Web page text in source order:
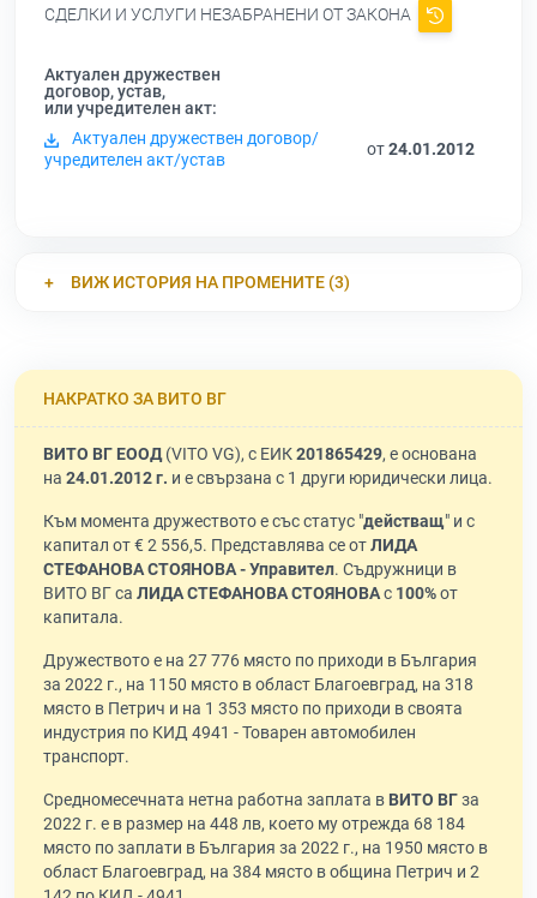
СДЕЛКИ И УСЛУГИ НЕЗАБРАНЕНИ ОТ ЗАКОНА
Актуален дружествен
договор, устав,
или учредителен акт:
Актуален дружествен договор/
учредителен акт/устав
от24.01.2012
ВИЖ ИСТОРИЯ НА ПРОМЕНИТЕ (3)
НАКРАТКО ЗА ВИТО ВГ
ВИТО ВГ ЕООД(VITO VG), с ЕИК201865429, е основана
на 24.01.2012 г. и е свързана с 1 други юридически лица.
Към момента дружеството е със статус "действащ" и с
капитал от € 2 556,5. Представлява се отЛИДА
СТЕФАНОВА СТОЯНОВА - Управител. Съдружници в
ВИТО ВГ са ЛИДА СТЕФАНОВА СТОЯНОВАс 100%от
капитала.
Дружеството е на 27 776 място по приходи в България
за 2022 г., на 1150 място в област Благоевград, на 318
място в Петрич и на 1 353 място по приходи в своята
индустрия по КИД 4941 - Товарен автомобилен
транспорт.
Средномесечната нетна работна заплата в ВИТО ВГза
2022 г. е в размер на 448 лв, което му отрежда 68 184
място по заплати в България за 2022 г., на 1950 място в
област Благоевград, на 384 място в община Петрич и 2